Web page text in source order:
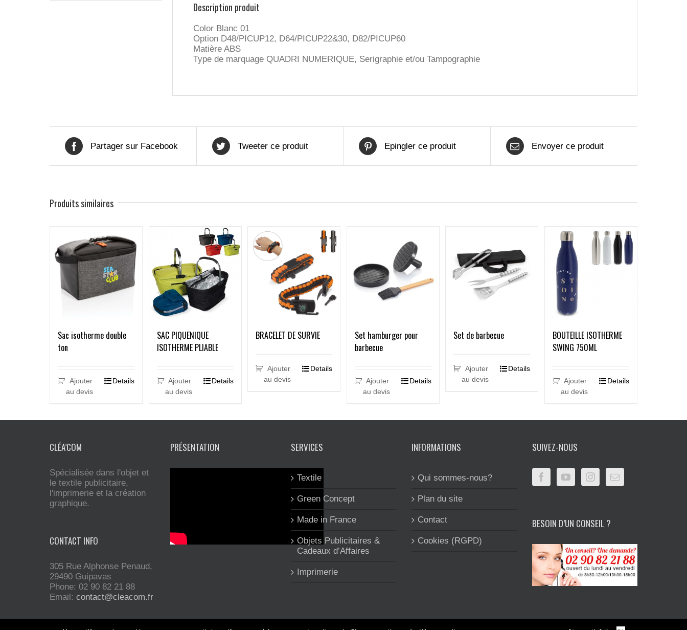
Description produit
Color Blanc 01
Option D48/PICUP12, D64/PICUP22&30, D82/PICUP60
Matière ABS
Type de marquage QUADRI NUMERIQUE, Serigraphie et/ou Tampographie
Partager sur Facebook Tweeter ce produit Epingler ce produit Envoyer ce produit
Produits similaires
Sac isotherme double
ton
Ajouter
au devis
Details
SAC PIQUENIQUE
ISOTHERME PLIABLE
Ajouter
au devis
Details
BRACELET DE SURVIE
Ajouter
au devis
Details
Set hamburger pour
barbecue
Ajouter
au devis
Details
Set de barbecue
Ajouter
au devis
Details
BOUTEILLE ISOTHERME
SWING 750ML
Ajouter
au devis
Details
CLÉA’COM
Spécialisée dans l'objet et
le textile publicitaire,
l'imprimerie et la création
graphique.
CONTACT INFO
305 Rue Alphonse Penaud,
29490 Guipavas
Phone: 02 90 82 21 88
Email: contact@cleacom.fr
PRÉSENTATION SERVICES
Textile
Green Concept
Made in France
Objets Publicitaires &
Cadeaux d’Affaires
Imprimerie
INFORMATIONS
Qui sommes-nous?
Plan du site
Contact
Cookies (RGPD)
SUIVEZ-NOUS
BESOIN D’UN CONSEIL ?